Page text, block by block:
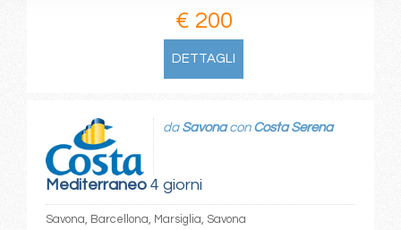
€ 200
DETTAGLI
Mediterraneo4 giorni
da Savonacon Costa Serena
Savona, Barcellona, Marsiglia, Savona